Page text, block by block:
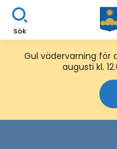
Sök
Gul vädervarning för
augusti kl.